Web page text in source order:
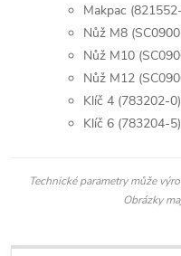
Makpac
Nůž M8
Nůž M10
Nůž M12
Klíč 4 (783202-0)
Klíč 6 (783204-5)
Technické parametry může
Obrázky